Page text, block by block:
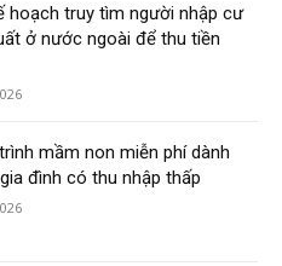
hoạch truy tìm người nhập cư
ở nước ngoài để thu tiền
mầm non miễn phí dành
đình có thu nhập thấp